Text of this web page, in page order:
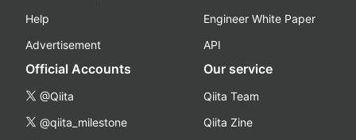
Help
Advertisement
Engineer White Paper
API
Official Accounts
@Qiita
@qiita_milestone
Our service
Qiita Team
Qiita Zine